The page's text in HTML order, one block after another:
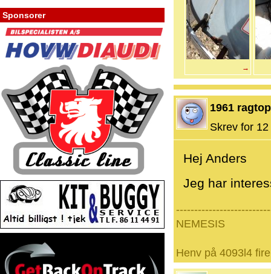
Sponsorer
→
1961 ragtop
Skrev for
Hej Anders
Jeg har
NEMESIS
Henv på 4093l4